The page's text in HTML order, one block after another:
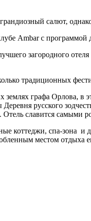
салют,
Ambar с программой
загородного
традиционных
землях графа Орлова,
русского
славится самыми
коттеджи, спа-зона
местом отдыха